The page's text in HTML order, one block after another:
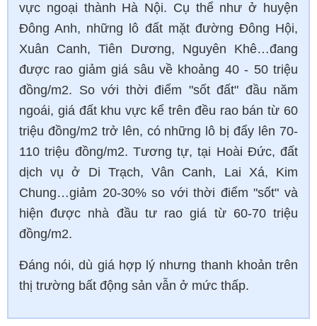
vực ngoại thành Hà Nội. Cụ thể như ở huyện
Đông Anh, những lô đất mặt đường Đông Hội,
Xuân Canh, Tiên Dương, Nguyên Khê…đang
được rao giảm giá sâu về khoảng 40 - 50 triệu
đồng/m2. So với thời điểm "sốt đất" đầu năm
ngoái, giá đất khu vực kể trên đều rao bán từ 60
triệu đồng/m2 trở lên, có những lô bị đẩy lên 70-
110 triệu đồng/m2. Tương tự, tại Hoài Đức, đất
dịch vụ ở Di Trạch, Vân Canh, Lai Xá, Kim
Chung…giảm 20-30% so với thời điểm "sốt" và
hiện được nhà đầu tư rao giá từ 60-70 triệu
đồng/m2.
Đáng nói, dù giá hợp lý nhưng thanh khoản trên
thị trường bất động sản vẫn ở mức thấp.